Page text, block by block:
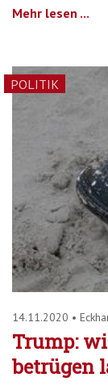
Mehr lesen ...
POLITIK
14.11.2020 •
Trump:
betrügen